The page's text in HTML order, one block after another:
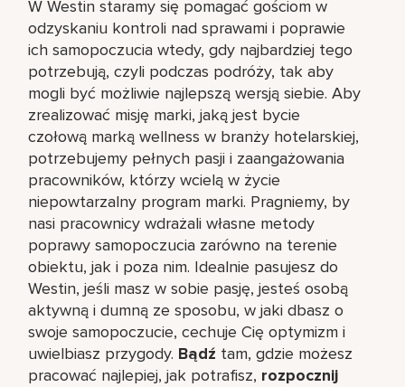
W Westin staramy się pomagać gościom w
odzyskaniu kontroli nad sprawami i poprawie
ich samopoczucia wtedy, gdy najbardziej tego
potrzebują, czyli podczas podróży, tak aby
mogli być możliwie najlepszą wersją siebie. Aby
zrealizować misję marki, jaką jest bycie
czołową marką wellness w branży hotelarskiej,
potrzebujemy pełnych pasji i zaangażowania
pracowników, którzy wcielą w życie
niepowtarzalny program marki. Pragniemy, by
nasi pracownicy wdrażali własne metody
poprawy samopoczucia zarówno na terenie
obiektu, jak i poza nim. Idealnie pasujesz do
Westin, jeśli masz w sobie pasję, jesteś osobą
aktywną i dumną ze sposobu, w jaki dbasz o
swoje samopoczucie, cechuje Cię optymizm i
uwielbiasz przygody. Bądź tam, gdzie możesz
pracować najlepiej, jak potrafisz, rozpocznij